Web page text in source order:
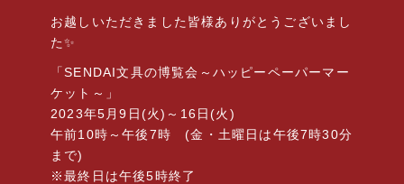
お越しいただきました皆様ありがとうございまし
た✨
「SENDAI文具の博覧会～ハッピーペーパーマー
ケット～」
2023年5月9日(火)～16日(火)
午前10時～午後7時 (金・土曜日は午後7時30分
まで)
※最終日は午後5時終了